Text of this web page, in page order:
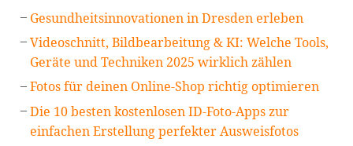
Gesundheitsinnovationen in Dresden erleben
Videoschnitt, Bildbearbeitung & KI: Welche Tools,
Geräte und Techniken 2025 wirklich zählen
Fotos für deinen Online-Shop richtig optimieren
Die 10 besten kostenlosen ID-Foto-Apps zur
einfachen Erstellung perfekter Ausweisfotos